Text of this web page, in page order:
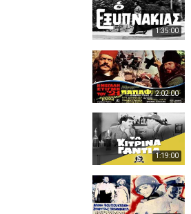
1:35:00
2:02:00
1:19:00